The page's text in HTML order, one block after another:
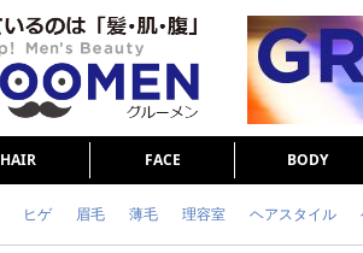
HAIR FACE BODY
ヒゲ 眉毛 薄毛 理容室 ヘアスタイル